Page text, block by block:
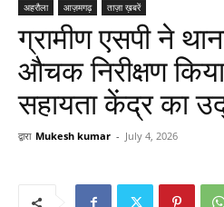
अहरौला आज़मगढ़ ताज़ा ख़बरें
ग्रामीण एसपी ने
औचक निरीक्षण
सहायता केंद्र का
द्वारा Mukesh kumar - July 4, 2026